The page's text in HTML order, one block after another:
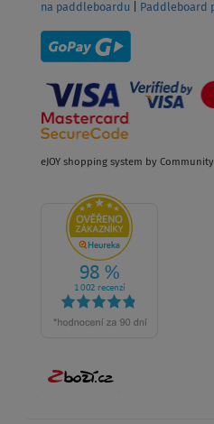
na paddleboardu
Paddleboard
eJOY shopping system by